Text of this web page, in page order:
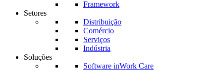
Framework
Setores
Distribuição
Comércio
Serviços
Indústria
Soluções
Software inWork Care